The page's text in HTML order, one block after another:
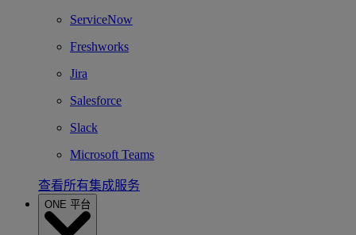
ServiceNow
Freshworks
Jira
Salesforce
Slack
Microsoft Teams
查看所有集成服务
ONE 平台